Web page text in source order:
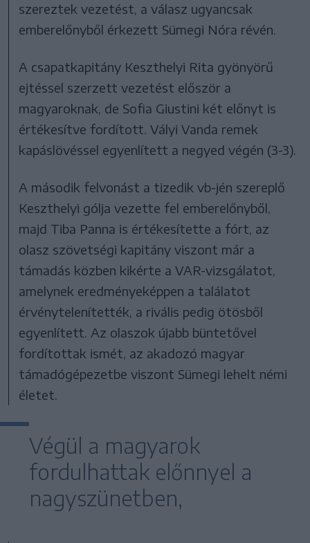
szereztek vezetést, a válasz ugyancsak
emberelőnyből érkezett Sümegi Nóra révén.
A csapatkapitány Keszthelyi Rita gyönyörű
ejtéssel szerzett vezetést először a
magyaroknak, de Sofia Giustini két előnyt is
értékesítve fordított. Vályi Vanda remek
kapáslövéssel egyenlített a negyed végén (3-3).
A második felvonást a tizedik vb-jén szereplő
Keszthelyi gólja vezette fel emberelőnyből,
majd Tiba Panna is értékesítette a fórt, az
olasz szövetségi kapitány viszont már a
támadás közben kikérte a VAR-vizsgálatot,
amelynek eredményeképpen a találatot
érvénytelenítették, a rivális pedig ötösből
egyenlített. Az olaszok újabb büntetővel
fordítottak ismét, az akadozó magyar
támadógépezetbe viszont Sümegi lehelt némi
életet.
Végül a magyarok
fordulhattak előnnyel a
nagyszünetben,